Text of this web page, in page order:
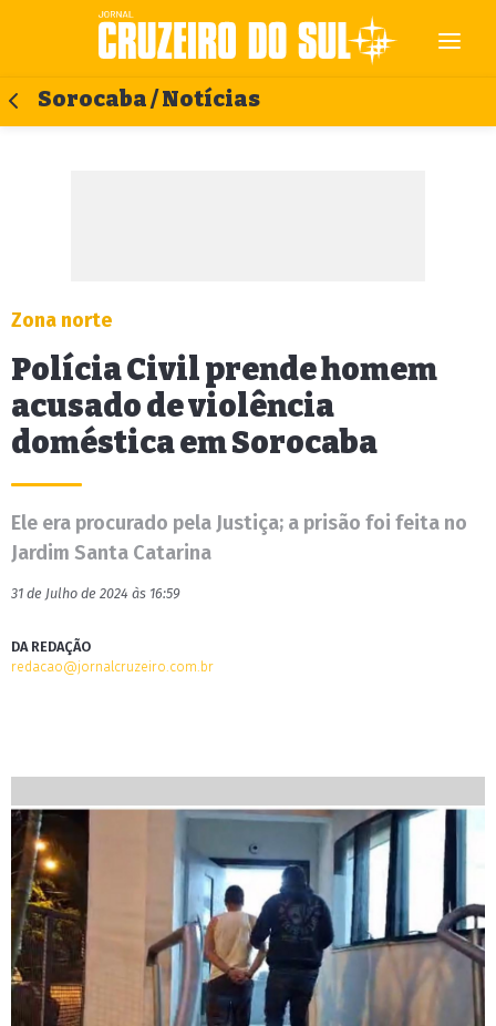
Sorocaba / Notícias
Zona norte
Polícia Civil prende homem
acusado de violência
doméstica em Sorocaba
Ele era procurado pela Justiça; a prisão foi feita no
Jardim Santa Catarina
31 de Julho de 2024 às 16:59
DA REDAÇÃO
redacao@jornalcruzeiro.com.br